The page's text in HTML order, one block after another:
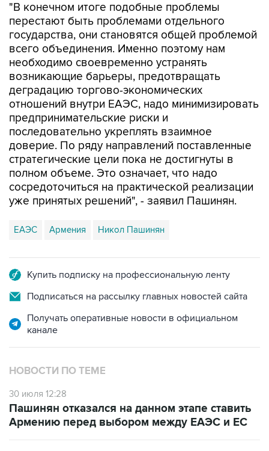
"В конечном итоге подобные проблемы
перестают быть проблемами отдельного
государства, они становятся общей проблемой
всего объединения. Именно поэтому нам
необходимо своевременно устранять
возникающие барьеры, предотвращать
деградацию торгово-экономических
отношений внутри ЕАЭС, надо минимизировать
предпринимательские риски и
последовательно укреплять взаимное
доверие. По ряду направлений поставленные
стратегические цели пока не достигнуты в
полном объеме. Это означает, что надо
сосредоточиться на практической реализации
уже принятых решений", - заявил Пашинян.
ЕАЭС Армения Никол Пашинян
Купить подписку на профессиональную ленту
Подписаться на рассылку главных новостей сайта
Получать оперативные новости в официальном
канале
НОВОСТИ ПО ТЕМЕ
30 июля 12:28
Пашинян отказался на данном этапе ставить
Армению перед выбором между ЕАЭС и ЕС